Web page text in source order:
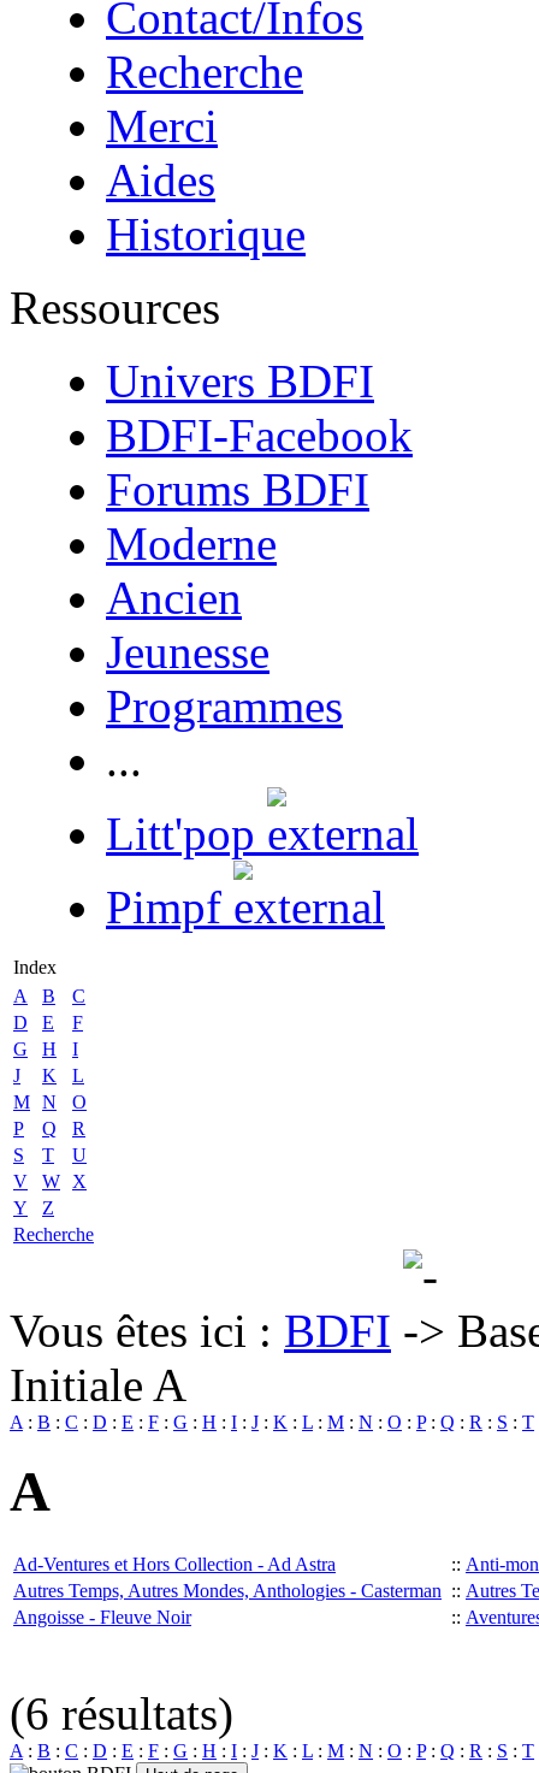
Contact/Infos
Recherche
Merci
Aides
Historique
Ressources
Univers BDFI
BDFI-Facebook
Forums BDFI
Moderne
Ancien
Jeunesse
Programmes
...
Litt'pop
Pimpf
Index
A
B
C
D
E
F
G
H
I
J
K
L
M N
O
P
Q
R
S
T
U
V
W
X
Y
Z
Recherche
Vous êtes ici : BDFI
Initiale A
A : B : C : D : E : F : G : H : I : J : K : L : M : N : O : P: Q : R : S : T
A
Ad-Ventures et Hors Collection - Ad Astra :: Anti-
Autres Temps, Autres Mondes, Anthologies - Casterman :: Autres
Angoisse - Fleuve Noir
::
(6 résultats)
A : B : C : D : E : F : G : H : I : J : K : L : M : N : O : P: Q : R : S : T